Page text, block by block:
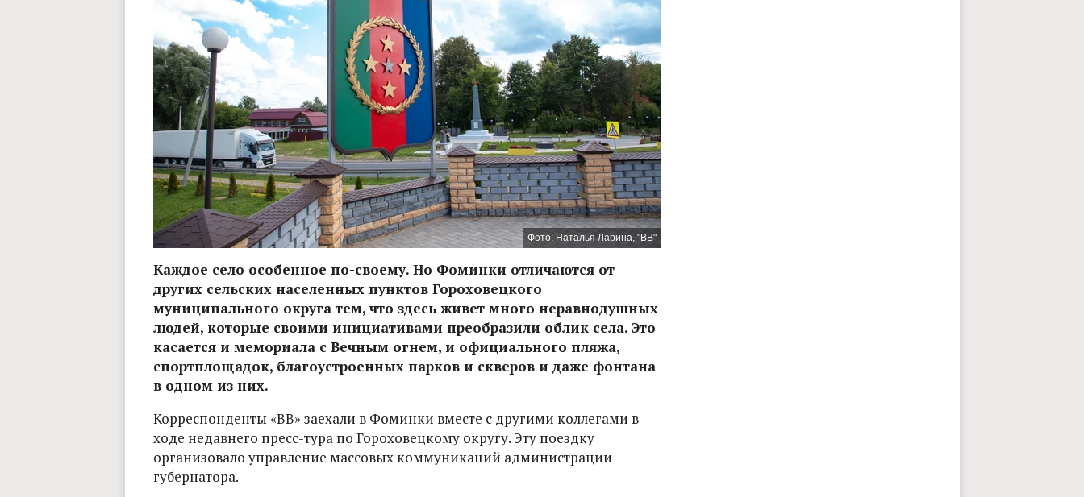
Фото: Наталья Ларина, "ВВ"
Каждое село особенное по-своему. Но Фоминки отличаются от
других сельских населенных пунктов Гороховецкого
муниципального округа тем, что здесь живет много неравнодушных
людей, которые своими инициативами преобразили облик села. Это
касается и мемориала с Вечным огнем, и официального пляжа,
спортплощадок, благоустроенных парков и скверов и даже фонтана
в одном из них.
Корреспонденты «ВВ» заехали в Фоминки вместе с другими коллегами в
ходе недавнего пресс-тура по Гороховецкому округу. Эту поездку
организовало управление массовых коммуникаций администрации
губернатора.